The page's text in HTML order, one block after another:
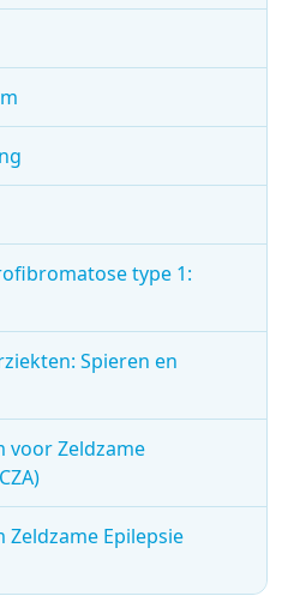
type 1:
Spieren en
voor Zeldzame
Epilepsie